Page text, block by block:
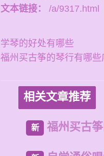
文本链接：
/a/9317.html
学琴的好处有哪些
福州买古筝的琴行有哪些
相关文章推荐
新 福州买古